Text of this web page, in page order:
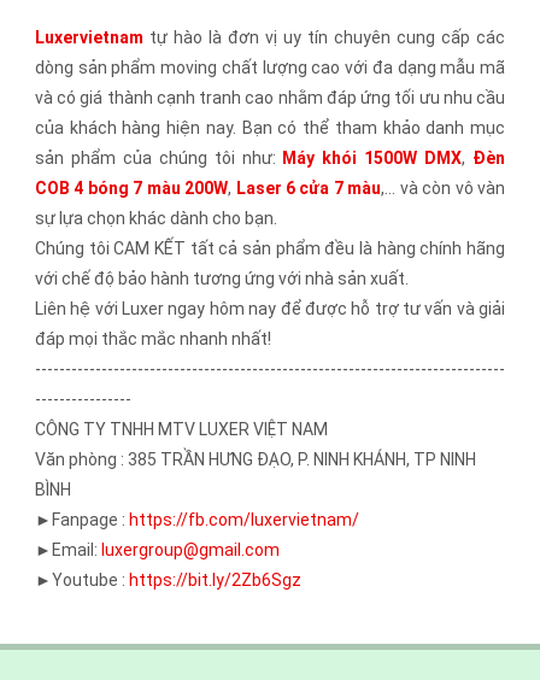
Luxervietnam tự hào là đơn vị uy tín chuyên cung cấp các
dòng sản phẩm moving chất lượng cao với đa dạng mẫu mã
và có giá thành cạnh tranh cao nhằm đáp ứng tối ưu nhu cầu
của khách hàng hiện nay. Bạn có thể tham khảo danh mục
sản phẩm của chúng tôi như: Máy khói 1500W DMX, Đèn
COB 4 bóng 7 màu 200W, Laser 6 cửa 7 màu,... và còn vô vàn
sự lựa chọn khác dành cho bạn.
Chúng tôi CAM KẾT tất cả sản phẩm đều là hàng chính hãng
với chế độ bảo hành tương ứng với nhà sản xuất.
Liên hệ với Luxer ngay hôm nay để được hỗ trợ tư vấn và giải
đáp mọi thắc mắc nhanh nhất!
------------------------------------------------------------------------------
----------------
CÔNG TY TNHH MTV LUXER VIỆT NAM
Văn phòng : 385 TRẦN HƯNG ĐẠO, P. NINH KHÁNH, TP NINH
BÌNH
►Fanpage : https://fb.com/luxervietnam/
►Email: luxergroup@gmail.com
►Youtube : https://bit.ly/2Zb6Sgz